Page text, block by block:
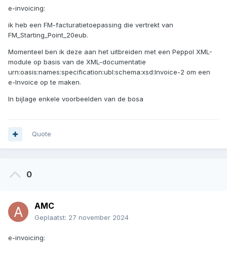
e-invoicing:
ik heb een FM-facturatietoepassing die vertrekt van
FM_Starting_Point_20eub.
Momenteel ben ik deze aan het uitbreiden met een Peppol XML-
module op basis van de XML-documentatie
urn:oasis:names:specification:ubl:schema:xsd:Invoice-2 om een
e-Invoice op te maken.
In bijlage enkele voorbeelden van de bosa
Quote
0
AMC
Geplaatst: 27 november 2024
e-invoicing: